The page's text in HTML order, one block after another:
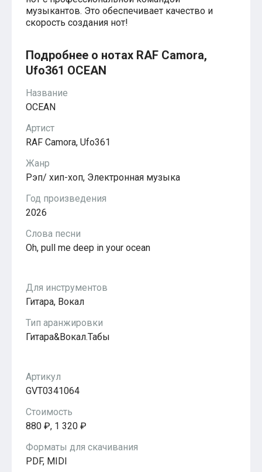
Красавица и чудовище
из мультфильмов Disney
Моана (Disney)
Ходячий замок Хаула
Для обучения
2-ий класс обучения
Для детского сада
Ноты для средней группы
Ноты для старшей группы
Духовная музыка
Пасхальные ноты
Христианская музыка
Госпел
из компьютерных игр
The Legend Of Zelda
Friday Night Funkin’
Super Mario Bros.
для различных игр
Minecraft
Бесплатные
музыкантов. Это обеспечивает качество и
скорость создания нот!
Подробнее о нотах RAF Camora,
Ufo361 OCEAN
Название
OCEAN
Артист
RAF Camora, Ufo361
Жанр
Рэп/ хип-хоп, Электронная музыка
Год произведения
2026
Слова песни
Oh, pull me deep in your ocean
Для инструментов
Гитара, Вокал
Тип аранжировки
Гитара&Вокал.Табы
Артикул
GVT0341064
Стоимость
880 ₽, 1 320 ₽
Форматы для скачивания
PDF, MIDI